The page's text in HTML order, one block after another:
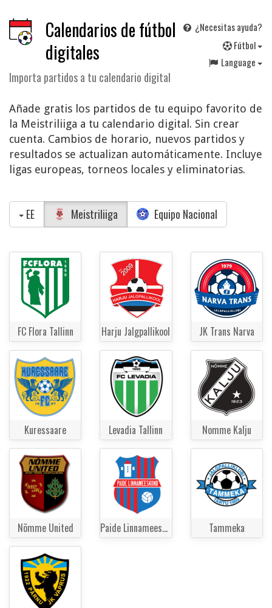
Calendarios de fútbol
digitales
Importa partidos a tu calendario digital
¿Necesitas ayuda?
Fútbol
Language
Añade gratis los partidos de tu equipo favorito de
la Meistriliiga a tu calendario digital. Sin crear
cuenta. Cambios de horario, nuevos partidos y
resultados se actualizan automáticamente. Incluye
ligas europeas, torneos locales y eliminatorias.
EE Meistriliiga Equipo Nacional
FC Flora Tallinn Harju Jalgpallikool JK Trans Narva
Kuressaare Levadia Tallinn Nomme Kalju
Nõmme United Paide Linnameeskond Tammeka